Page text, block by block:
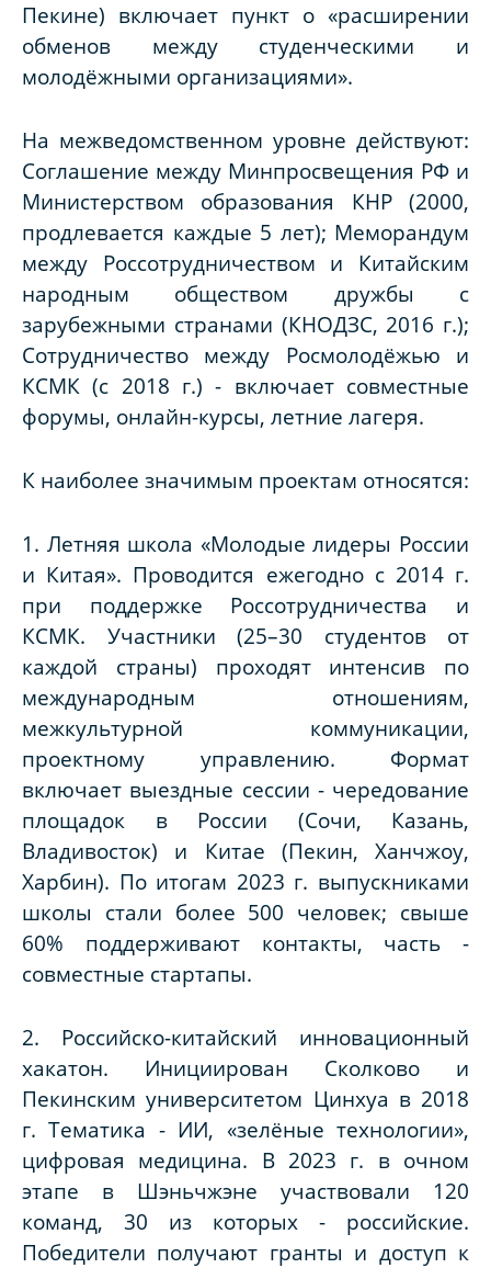
Пекине) включает пункт о «расширении
обменов между студенческими и
молодёжными организациями».
На межведомственном уровне действуют:
Соглашение между Минпросвещения РФ и
Министерством образования КНР (2000,
продлевается каждые 5 лет); Меморандум
между Россотрудничеством и Китайским
народным обществом дружбы с
зарубежными странами (КНОДЗС, 2016 г.);
Сотрудничество между Росмолодёжью и
КСМК (с 2018 г.) - включает совместные
форумы, онлайн-курсы, летние лагеря.
К наиболее значимым проектам относятся:
1. Летняя школа «Молодые лидеры России
и Китая». Проводится ежегодно с 2014 г.
при поддержке Россотрудничества и
КСМК. Участники (25–30 студентов от
каждой страны) проходят интенсив по
международным отношениям,
межкультурной коммуникации,
проектному управлению. Формат
включает выездные сессии - чередование
площадок в России (Сочи, Казань,
Владивосток) и Китае (Пекин, Ханчжоу,
Харбин). По итогам 2023 г. выпускниками
школы стали более 500 человек; свыше
60% поддерживают контакты, часть -
совместные стартапы.
2. Российско-китайский инновационный
хакатон. Инициирован Сколково и
Пекинским университетом Цинхуа в 2018
г. Тематика - ИИ, «зелёные технологии»,
цифровая медицина. В 2023 г. в очном
этапе в Шэньчжэне участвовали 120
команд, 30 из которых - российские.
Победители получают гранты и доступ к